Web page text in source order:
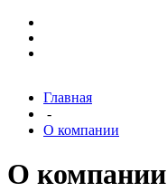
Главная
-
О компании
О компании